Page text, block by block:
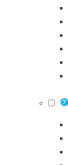
7